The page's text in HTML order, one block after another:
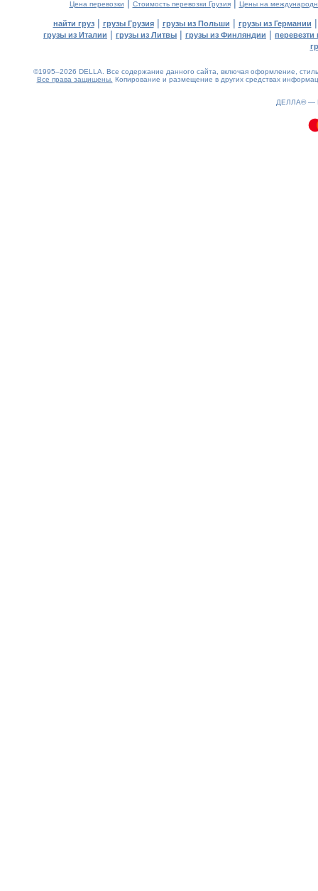
Цена перевозки Стоимость перевозки Грузия| Цены на
найти груз| грузы Грузия| грузы из Польши | грузы из Германии
грузы из Италии | грузы из Литвы | грузы из Финляндии | перевезти
©1995–2026 DELLA. Все содержание данного сайта, включая оформление,
Все права защищены. Копирование и размещение в других средствах
ДЕЛЛА® —